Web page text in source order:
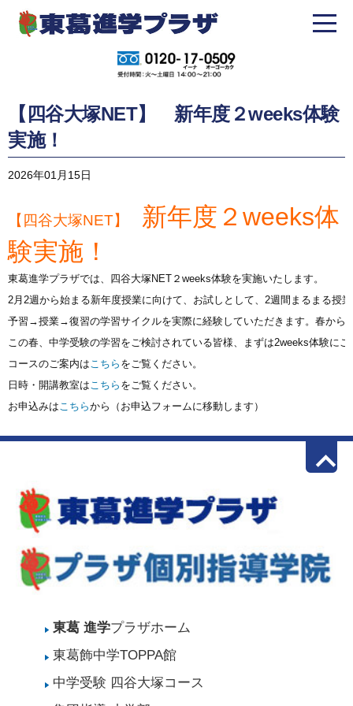
【四谷大塚NET】 新年度２weeks体験
実施！
2026年01月15日
【四谷大塚NET】
新年度２weeks体
験実施！
2月2週から始まる新年度授業に向けて、お試しとして、2週間まるまる授
この春、中学受験の学習をご検討されている皆様、まずは2weeks体験にご
コースのご案内はこちら をご覧ください。
日時・開講教室はこちら をご覧ください。
お申込みはこちらから（お申込フォームに移動します）
keyboard_arrow_up
東葛 進学プラザホーム
東葛飾中学TOPPA館
中学受験 四谷大塚コース